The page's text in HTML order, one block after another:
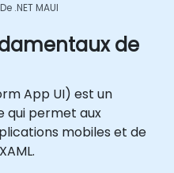
.NET MAUI
de
App UI) est un
permet aux
mobiles et de